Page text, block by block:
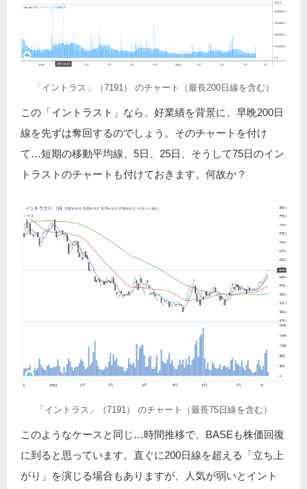
「イントラス」（7191） のチャート（最長200日線を含む）
この「イントラスト」なら、好業績を背景に、早晩200日
線を先ずは奪回するのでしょう。そのチャートを付け
て…短期の移動平均線、5日、25日、そうして75日のイン
トラストのチャートも付けておきます。何故か？
「イントラス」（7191） のチャート（最長75日線を含む）
このようなケースと同じ…時間推移で、BASEも株価回復
に到ると思っています。直ぐに200日線を超える「立ち上
がり」を演じる場合もありますが、人気が弱いとイント